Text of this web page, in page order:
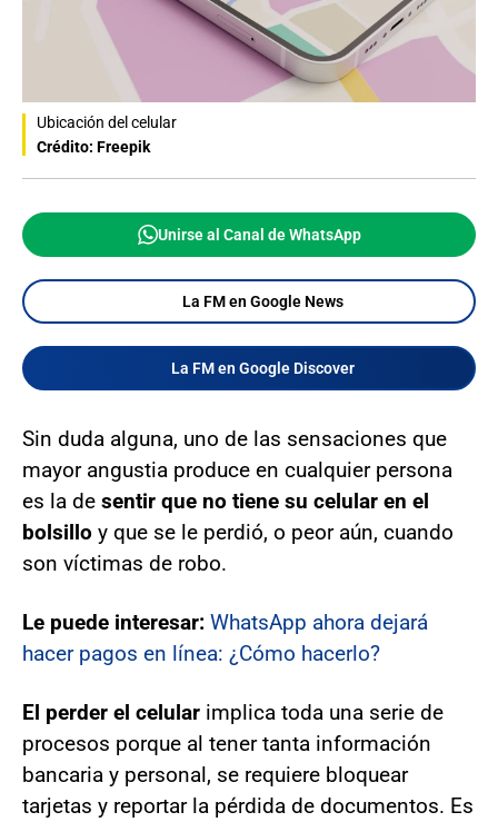
Ubicación del celular
Crédito: Freepik
Unirse al Canal de WhatsApp
La FM en Google News
La FM en Google Discover
Sin duda alguna, uno de las sensaciones que
mayor angustia produce en cualquier persona
es la de sentir que no tiene su celular en el
bolsillo y que se le perdió, o peor aún, cuando
son víctimas de robo.
Le puede interesar: WhatsApp ahora dejará
hacer pagos en línea: ¿Cómo hacerlo?
El perder el celular implica toda una serie de
procesos porque al tener tanta información
bancaria y personal, se requiere bloquear
tarjetas y reportar la pérdida de documentos. Es